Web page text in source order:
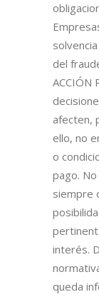
del
ACCIÓN
afecten,
ello, no
o
pago. No
siempre
interés.
queda